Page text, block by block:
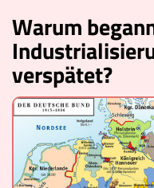
Warum
verspätet?